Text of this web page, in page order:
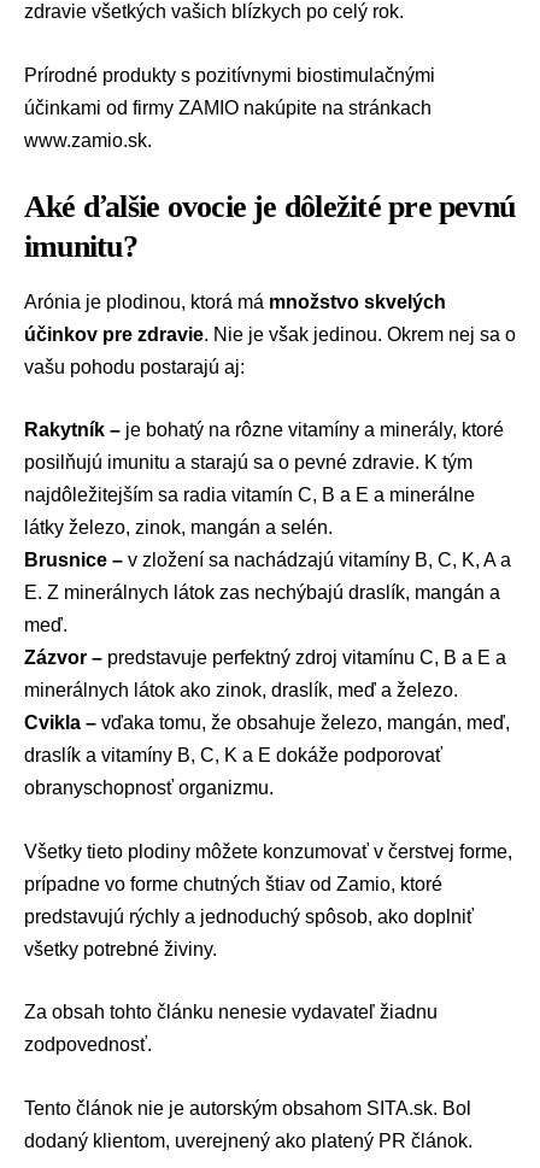
zdravie všetkých vašich blízkych po celý rok.
Prírodné produkty s pozitívnymi biostimulačnými
účinkami od firmy ZAMIO nakúpite na stránkach
www.zamio.sk.
Aké ďalšie ovocie je dôležité pre pevnú
imunitu?
Arónia je plodinou, ktorá má množstvo skvelých
účinkov pre zdravie. Nie je však jedinou. Okrem nej sa o
vašu pohodu postarajú aj:
Rakytník – je bohatý na rôzne vitamíny a minerály, ktoré
posilňujú imunitu a starajú sa o pevné zdravie. K tým
najdôležitejším sa radia vitamín C, B a E a minerálne
látky železo, zinok, mangán a selén.
Brusnice – v zložení sa nachádzajú vitamíny B, C, K, A a
E. Z minerálnych látok zas nechýbajú draslík, mangán a
meď.
Zázvor – predstavuje perfektný zdroj vitamínu C, B a E a
minerálnych látok ako zinok, draslík, meď a železo.
Cvikla – vďaka tomu, že obsahuje železo, mangán, meď,
draslík a vitamíny B, C, K a E dokáže podporovať
obranyschopnosť organizmu.
Všetky tieto plodiny môžete konzumovať v čerstvej forme,
prípadne vo forme chutných štiav od Zamio, ktoré
predstavujú rýchly a jednoduchý spôsob, ako doplniť
všetky potrebné živiny.
Za obsah tohto článku nenesie vydavateľ žiadnu
zodpovednosť.
Tento článok nie je autorským obsahom SITA.sk. Bol
dodaný klientom, uverejnený ako platený PR článok.